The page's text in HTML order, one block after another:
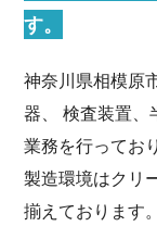
す。
神奈川県相模原
器、 検査装置、
業務を行ってお
製造環境はクリ
揃えております。